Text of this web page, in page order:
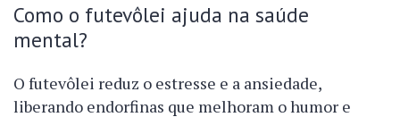
Como o futevôlei ajuda na saúde
mental?
O futevôlei reduz o estresse e a ansiedade,
liberando endorfinas que melhoram o humor e